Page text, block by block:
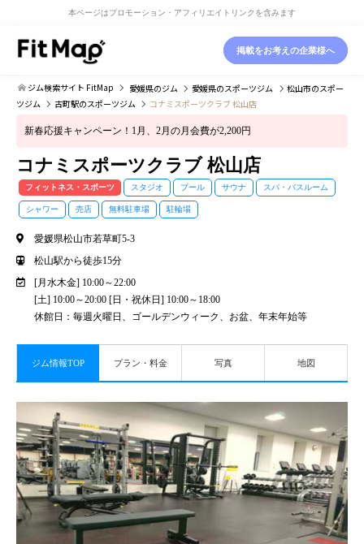
本ページはプロモーション・アフィリエイトリンクを含みます
掲載をお考えの企業様へ
ジム検索サイト FitMap 愛媛県のジム 愛媛県のスポーツジム 松山市のスポー
ツジム
古町駅のスポーツジム コナミスポーツクラブ 松山店
新春応援キャンペーン！1月、2月の月会費が2,200円
コナミスポーツクラブ 松山店
フィットネス・スポーツ スタジオ プール サウナ スパ・バスルーム
シャワー 売店 無料駐車場 駐輪場
愛媛県松山市若草町5-3
松山駅から徒歩15分
[月水木金] 10:00～22:00
[土] 10:00～20:00 [日・祝休日] 10:00～18:00
休館日：毎週火曜日、ゴールデンウィーク、お盆、年末年始等
ジム情報TOP プラン・料金 写真 地図